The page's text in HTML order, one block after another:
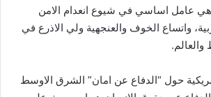
هي عامل اساسي في شيوع انعدام الامن
واتساع الخوف والعنجهية ولي الاذرع في
حول “الدفاع عن امان” الشرق الاوسط